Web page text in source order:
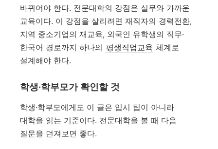
바뀌어야 한다. 전문대학의 강점은 실무와 가까운
교육이다. 이 강점을 살리려면 재직자의 경력전환,
지역 중소기업의 재교육, 외국인 유학생의 직무·
한국어 경로까지 하나의 평생직업교육 체계로
설계해야 한다.
학생·학부모가 확인할 것
학생·학부모에게도 이 글은 입시 팁이 아니라
대학을 읽는 기준이다. 전문대학을 볼 때 다음
질문을 던져보면 좋다.